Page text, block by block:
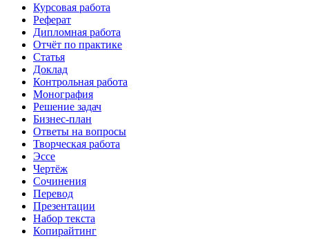
Курсовая работа
Реферат
Дипломная работа
Отчёт по практике
Статья
Доклад
Контрольная работа
Монография
Решение задач
Бизнес-план
Ответы на вопросы
Творческая работа
Эссе
Чертёж
Сочинения
Перевод
Презентации
Набор текста
Копирайтинг